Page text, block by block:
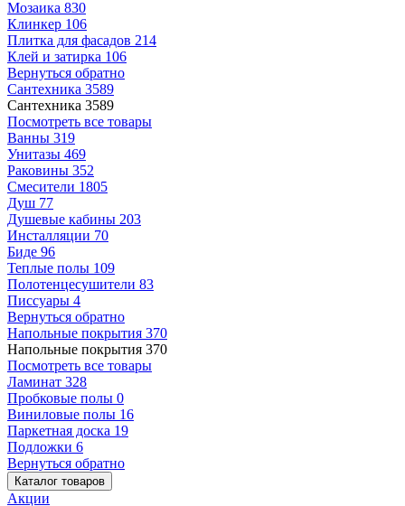
Мозаика 830
Клинкер 106
Плитка для фасадов 214
Клей и затирка 106
Вернуться обратно
Сантехника 3589
Сантехника 3589
Посмотреть все товары
Ванны 319
Унитазы 469
Раковины 352
Смесители 1805
Душ 77
Душевые кабины 203
Инсталляции 70
Биде 96
Теплые полы 109
Полотенцесушители 83
Писсуары 4
Вернуться обратно
Напольные покрытия 370
Напольные покрытия 370
Посмотреть все товары
Ламинат 328
Пробковые полы 0
Виниловые полы 16
Паркетная доска 19
Подложки 6
Вернуться обратно
Каталог товаров
Акции